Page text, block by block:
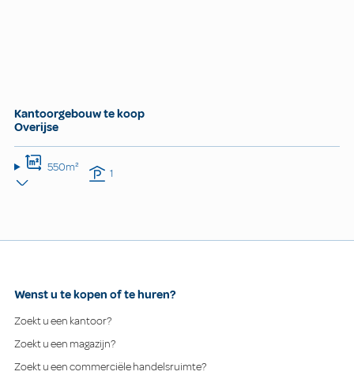
Kantoorgebouw te koop
Overijse
550m² 1
Wenst u te kopen of te huren?
Zoekt u een kantoor?
Zoekt u een magazijn?
Zoekt u een commerciële handelsruimte?